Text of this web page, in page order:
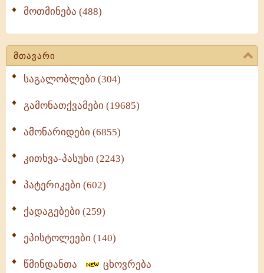
მოთმინება (488)
მთავარი
საგალობლები (304)
გამონათქვამები (19685)
ამონარიდები (6855)
კითხვა-პასუხი (2243)
პატერიკები (602)
ქადაგებები (259)
ეპისტოლეები (140)
წმინდანთა ცხოვრება